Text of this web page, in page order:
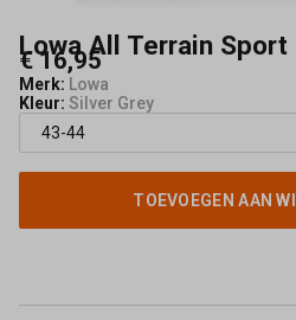
Lowa All Terrain Sport
€ 16,95
Merk: Lowa
Kleur: Silver Grey
TOEVOEGEN AAN